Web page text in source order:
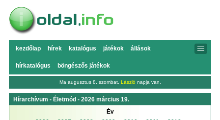
kezdőlap hírek katalógus játékok állások
hírkatalógus böngészős játékok
Ma augusztus 8, szombat, László napja van.
Hírarchívum - Életmód - 2026 március 19.
Év